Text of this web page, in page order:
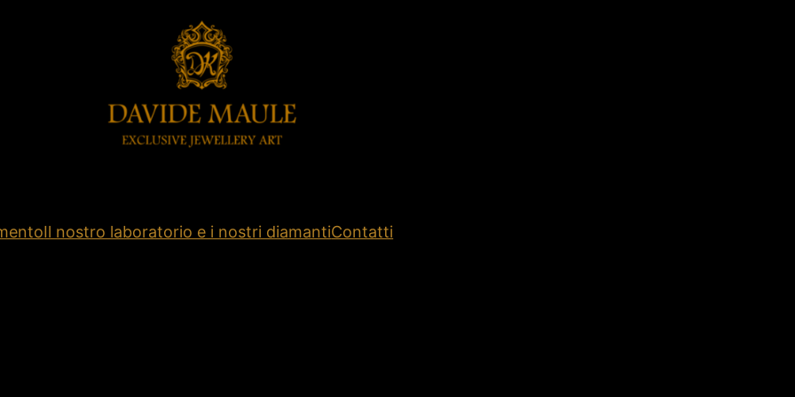
Il nostro laboratorio e i nostri diamantiContatti